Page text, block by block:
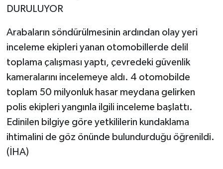
DURULUYOR
Arabaların söndürülmesinin ardından olay yeri
inceleme ekipleri yanan otomobillerde delil
toplama çalışması yaptı, çevredeki güvenlik
kameralarını incelemeye aldı. 4 otomobilde
toplam 50 milyonluk hasar meydana gelirken
polis ekipleri yangınla ilgili inceleme başlattı.
Edinilen bilgiye göre yetkililerin kundaklama
ihtimalini de göz önünde bulundurduğu öğrenildi.
(İHA)